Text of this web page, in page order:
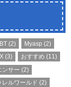
(2) Myasp (2)
X (3) おすすめ (11)
ンサー (2)
レルワールド (2)